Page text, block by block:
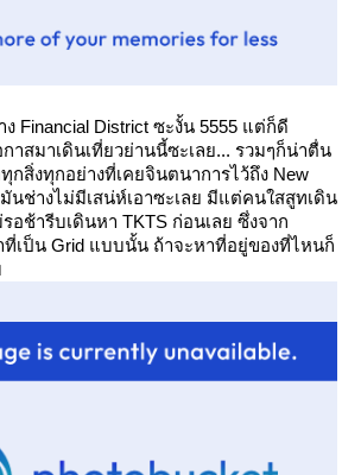
Financial District ซะงั้น 5555 แต่ก็ดี
าสมาเดินเที่ยวย่านนี้ซะเลย... รวมๆก็น่าตื่น
สิ่งทุกอย่างที่เคยจินตนาการไว้ถึง New
นช่างไม่มีเสน่ห์เอาซะเลย มีแต่คนใสสูทเดิน
อช้ารีบเดินหา TKTS ก่อนเลย ซึ่งจาก
เป็น Grid แบบนั้น ถ้าจะหาที่อยู่ของที่ไหนก็